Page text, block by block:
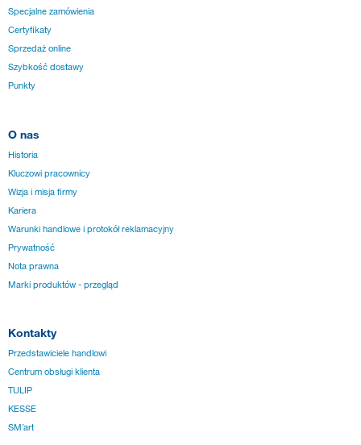
Specjalne zamówienia
Certyfikaty
Sprzedaż online
Szybkość dostawy
Punkty
O nas
Historia
Kluczowi pracownicy
Wizja i misja firmy
Kariera
Warunki handlowe i protokół reklamacyjny
Prywatność
Nota prawna
Marki produktów - przegląd
Kontakty
Przedstawiciele handlowi
Centrum obsługi klienta
TULIP
KESSE
SM´art